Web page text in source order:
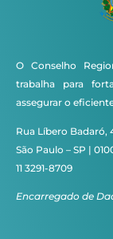
O Conselho
trabalha para
assegurar o
Rua Líbero Badaró,
São Paulo – SP |
11 3291-8709
Encarregado de